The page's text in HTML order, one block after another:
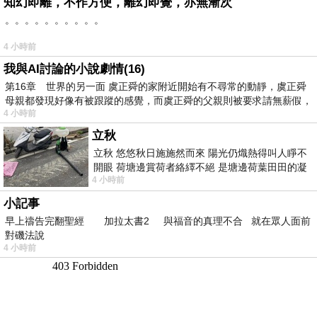
。。。。。。。。。。
4 小時前
我與AI討論的小說劇情(16)
第16章 世界的另一面 虞正舜的家附近開始有不尋常的動靜，虞正舜
母親都發現好像有被跟蹤的感覺，而虞正舜的父親則被要求請無薪假，
4 小時前
立秋
立秋 悠悠秋日施施然而來 陽光仍熾熱得叫人睜不
開眼 荷塘邊賞荷者絡繹不絕 是塘邊荷葉田田的凝
望 風中飄逸的是映日荷花別樣紅
4 小時前
小記事
早上禱告完翻聖經 加拉太書2 與福音的真理不合 就在眾人面前
對磯法說
4 小時前